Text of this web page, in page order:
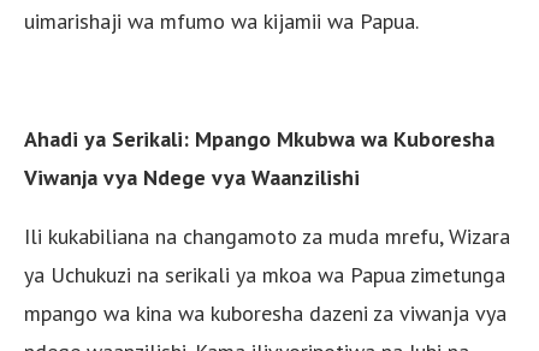
uimarishaji wa mfumo wa kijamii wa Papua.
Ahadi ya Serikali: Mpango Mkubwa wa Kuboresha
Viwanja vya Ndege vya Waanzilishi
Ili kukabiliana na changamoto za muda mrefu, Wizara
ya Uchukuzi na serikali ya mkoa wa Papua zimetunga
mpango wa kina wa kuboresha dazeni za viwanja vya